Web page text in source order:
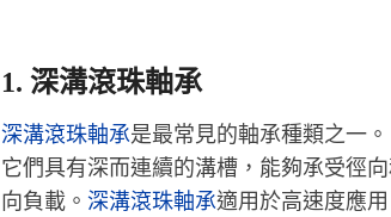
1. 深溝滾珠軸承
深溝滾珠軸承是最常見的軸承種類之一。
它們具有深而連續的溝槽，能夠承受徑
向負載。 深溝滾珠軸承適用於高速度應